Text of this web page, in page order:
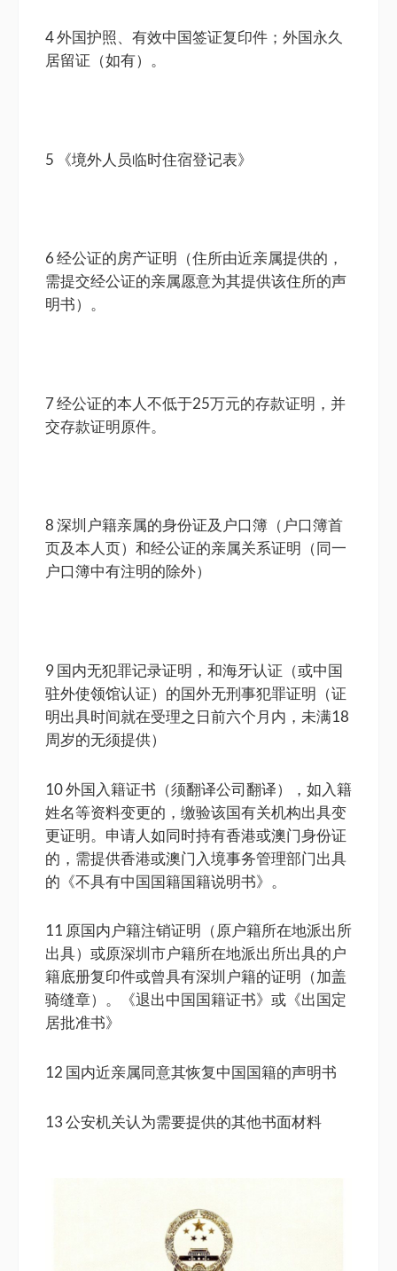
4 外国护照、有效中国签证复印件；外国永久
居留证（如有）。
5 《境外人员临时住宿登记表》
6 经公证的房产证明（住所由近亲属提供的，
需提交经公证的亲属愿意为其提供该住所的声
明书）。
7 经公证的本人不低于25万元的存款证明，并
交存款证明原件。
8 深圳户籍亲属的身份证及户口簿（户口簿首
页及本人页）和经公证的亲属关系证明（同一
户口簿中有注明的除外）
9 国内无犯罪记录证明，和海牙认证（或中国
驻外使领馆认证）的国外无刑事犯罪证明（证
明出具时间就在受理之日前六个月内，未满18
周岁的无须提供）
10 外国入籍证书（须翻译公司翻译），如入籍
姓名等资料变更的，缴验该国有关机构出具变
更证明。申请人如同时持有香港或澳门身份证
的，需提供香港或澳门入境事务管理部门出具
的《不具有中国国籍国籍说明书》。
11 原国内户籍注销证明（原户籍所在地派出所
出具）或原深圳市户籍所在地派出所出具的户
籍底册复印件或曾具有深圳户籍的证明（加盖
骑缝章）。《退出中国国籍证书》或《出国定
居批准书》
12 国内近亲属同意其恢复中国国籍的声明书
13 公安机关认为需要提供的其他书面材料